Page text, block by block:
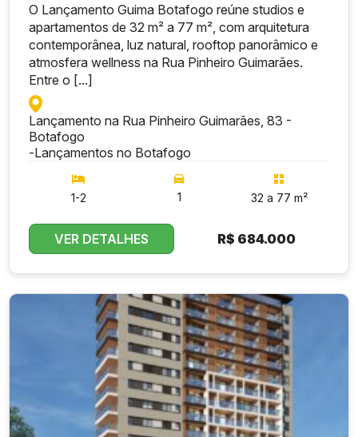
O Lançamento Guima Botafogo reúne studios e
apartamentos de 32 m² a 77 m², com arquitetura
contemporânea, luz natural, rooftop panorâmico e
atmosfera wellness na Rua Pinheiro Guimarães.
Entre o [...]
Lançamento na Rua Pinheiro Guimarães, 83 -
Botafogo
-Lançamentos no Botafogo
1-2 1 32 a 77 m²
VER DETALHES R$ 684.000